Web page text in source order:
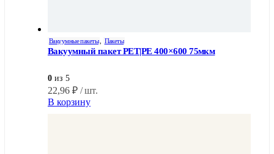
Вакуумные пакеты Пакеты
Вакуумный пакет PET|PE 400×600 75мкм
0 из 5
22,96 ₽ / шт.
В корзину